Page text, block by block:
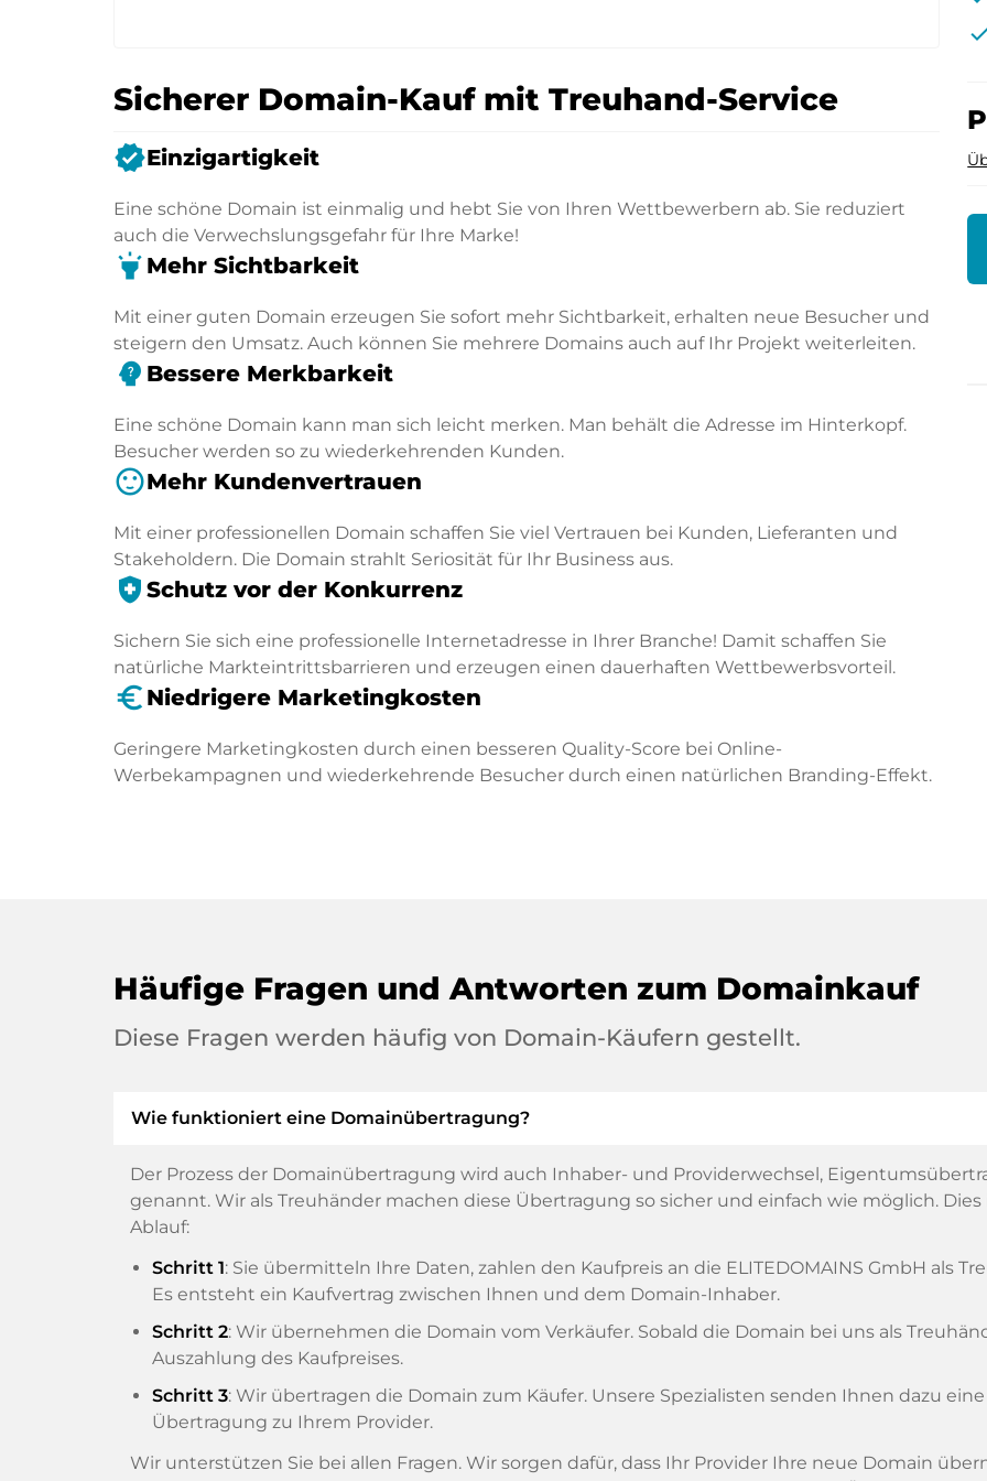
Sicherer Domain-Kauf mit Treuhand-Service
verifiedEinzigartigkeit
Eine schöne Domain ist einmalig und hebt Sie von Ihren Wettbewerbern ab. Sie reduziert
auch die Verwechslungsgefahr für Ihre Marke!
highlight Mehr Sichtbarkeit
Mit einer guten Domain erzeugen Sie sofort mehr Sichtbarkeit, erhalten neue Besucher und
steigern den Umsatz. Auch können Sie mehrere Domains auch auf Ihr Projekt weiterleiten.
psychology_alt Bessere Merkbarkeit
Eine schöne Domain kann man sich leicht merken. Man behält die Adresse im Hinterkopf.
Besucher werden so zu wiederkehrenden Kunden.
sentiment_satisfiedMehr Kundenvertrauen
Mit einer professionellen Domain schaffen Sie viel Vertrauen bei Kunden, Lieferanten und
Stakeholdern. Die Domain strahlt Seriosität für Ihr Business aus.
health_and_safety Schutz vor der Konkurrenz
Sichern Sie sich eine professionelle Internetadresse in Ihrer Branche! Damit schaffen Sie
natürliche Markteintrittsbarrieren und erzeugen einen dauerhaften Wettbewerbsvorteil.
euro_symbol Niedrigere Marketingkosten
Geringere Marketingkosten durch einen besseren Quality-Score bei Online-
Werbekampagnen und wiederkehrende Besucher durch einen natürlichen Branding-Effekt.
Häufige Fragen und Antworten zum Domainkauf
Diese Fragen werden häufig von Domain-Käufern gestellt.
Wie funktioniert eine Domainübertragung?
Der Prozess der Domainübertragung wird auch Inhaber- und Providerwechsel,
genannt. Wir als Treuhänder machen diese Übertragung so sicher und einfach wie möglich.
Ablauf:
Schritt 1: Sie übermitteln Ihre Daten, zahlen den Kaufpreis an die ELITEDOMAINS GmbH als
Es entsteht ein Kaufvertrag zwischen Ihnen und dem Domain-Inhaber.
Schritt 2: Wir übernehmen die Domain vom Verkäufer. Sobald die Domain bei uns als
Auszahlung des Kaufpreises.
Schritt 3: Wir übertragen die Domain zum Käufer. Unsere Spezialisten senden Ihnen dazu
Übertragung zu Ihrem Provider.
Wir unterstützen Sie bei allen Fragen. Wir sorgen dafür, dass Ihr Provider Ihre neue Domain